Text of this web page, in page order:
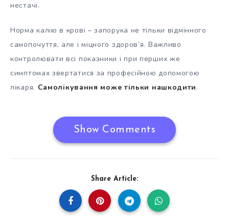
нестачі.
Норма калію в крові – запорука не тільки відмінного
самопочуття, але і міцного здоров’я. Важливо
контролювати всі показники і при перших же
симптомах звертатися за професійною допомогою
лікаря. Самолікування може тільки нашкодити.
Show Comments
Share Article: